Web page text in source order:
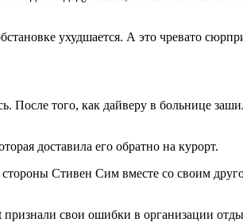
ухудшается. А это чревато
После того, как дайверу в больнице
доставила его обратно на курорт.
Стивен Сим вместе со своим
свои ошибки в организации